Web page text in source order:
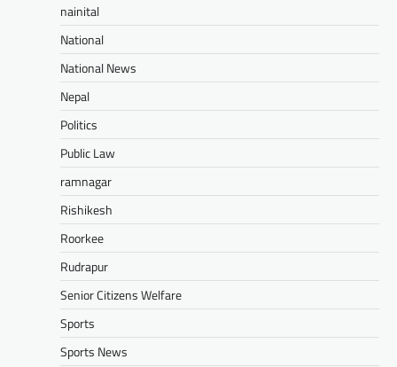
nainital
National
National News
Nepal
Politics
Public Law
ramnagar
Rishikesh
Roorkee
Rudrapur
Senior Citizens Welfare
Sports
Sports News